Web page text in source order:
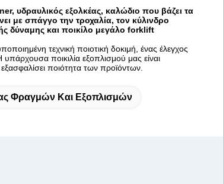
υδραυλικός εξολκέας, καλώδιο που βάζει τα
με σπάγγο την τροχαλία, τον κύλινδρο
δύναμης και ποικίλο μεγάλο forklift
τεχνική ποιοτική δοκιμή, ένας έλεγχος
ποικιλία εξοπλισμού μας είναι
ποιότητα των προϊόντων.
Φραγμών Και Εξοπλισμών